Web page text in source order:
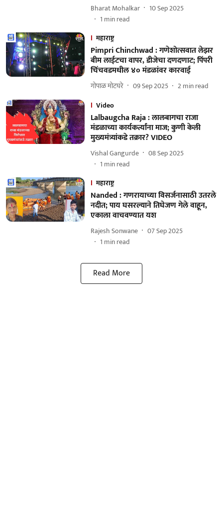
Bharat Mohalkar
10 Sep 2025
1 min read
महाराष्ट्र
Pimpri Chinchwad : गणेशोत्सवात लेझर
बीम लाईटचा वापर, डीजेचा दणदणाट; पिंपरी
चिंचवडमधील ४० मंडळांवर कारवाई
गोपाळ मोटघरे 09 Sep 2025 2min read
Video
Lalbaugcha Raja : लालबागचा राजा
मंडळाच्या कार्यकर्त्यांना माज; कुणी केली
मुख्यमंत्र्यांकडे तक्रार? VIDEO
Vishal Gangurde
08 Sep 2025
1 min read
महाराष्ट्र
Nanded : गणरायाच्या विसर्जनासाठी उतरले
नदीत; पाय घसरल्याने तिघेजण गेले वाहून,
एकाला वाचवण्यात यश
Rajesh Sonwane
07 Sep 2025
1 min read
Read More